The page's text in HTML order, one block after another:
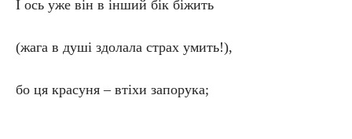
І ось уже він в інший бік біжить
(жага в душі здолала страх умить!),
бо ця красуня – втіхи запорука;